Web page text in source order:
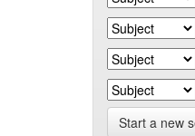
Start a new